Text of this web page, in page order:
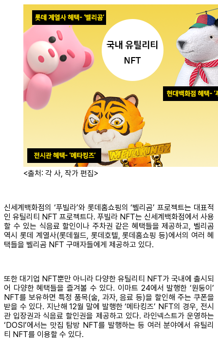
<출처: 각 사, 작가 편집>
신세계백화점의 ‘푸빌라’와 롯데홈쇼핑의 ‘벨리곰’ 프로젝트는 대표적
인 유틸리티 NFT 프로젝트다. 푸빌라 NFT는 신세계백화점에서 사용
할 수 있는 식음료 할인이나 주차권 같은 혜택들을 제공하고, 벨리곰
역시 롯데 계열사(롯데월드, 롯데호텔, 롯데홈쇼핑 등)에서의 여러 혜
택들을 벨리곰 NFT 구매자들에게 제공하고 있다.
또한 대기업 NFT뿐만 아니라 다양한 유틸리티 NFT가 국내에 출시되
어 다양한 혜택들을 즐겨볼 수 있다. 이마트 24에서 발행한 ‘원둥이’
NFT를 보유하면 특정 품목(술, 과자, 음료 등)을 할인해 주는 쿠폰을
받을 수 있다. 지난해 12월 말에 발행한 ‘메타킹즈’ NFT의 경우, 전시
관 입장권과 식음료 할인권을 제공하고 있다. 라인넥스트가 운영하는
‘DOSI’에서는 맛집 탐방 NFT를 발행하는 등 여러 분야에서 유틸리
티 NFT를 이용할 수 있다.